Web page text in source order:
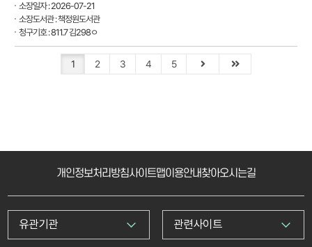
소장일자 : 2026-07-21
소장도서관 : 책정원도서관
청구기호 : 811.7 김298ㅇ
1 2 3 4 5
개인정보처리방침사이트맵이용안내찾아오시는길
유관기관 관련사이트